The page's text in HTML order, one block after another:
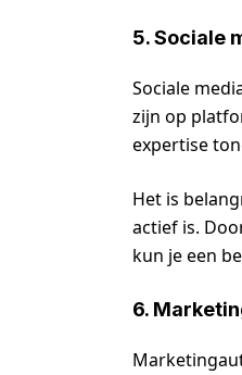
5. Sociale
Sociale
zijn op
expertise
Het is
actief is.
kun je een
6.